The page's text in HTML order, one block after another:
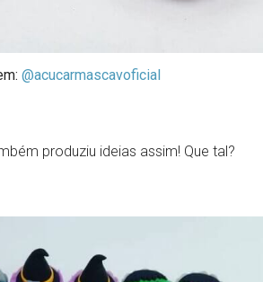
@acucarmascavoficial
produziu ideias assim! Que tal?